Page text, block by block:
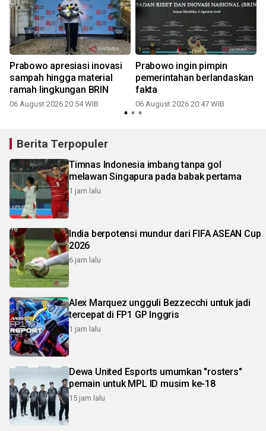
Prabowo apresiasi inovasi
sampah hingga material
ramah lingkungan BRIN
06 August 2026 20:54 WIB
Prabowo ingin pimpin
pemerintahan berlandaskan
fakta
06 August 2026 20:47 WIB
Berita Terpopuler
Timnas Indonesia imbang tanpa gol
melawan Singapura pada babak pertama
1 jam lalu
India berpotensi mundur dari FIFA ASEAN Cup
2026
6 jam lalu
Alex Marquez ungguli Bezzecchi untuk jadi
tercepat di FP1 GP Inggris
1 jam lalu
Dewa United Esports umumkan "rosters"
pemain untuk MPL ID musim ke-18
15 jam lalu